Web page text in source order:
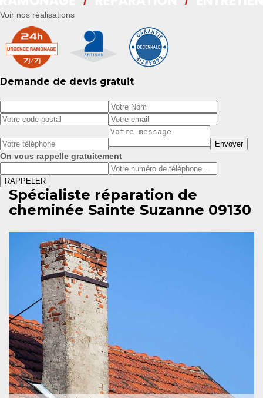
Voir nos réalisations
Demande de devis gratuit
On vous rappelle gratuitement
Spécialiste réparation de
cheminée Sainte Suzanne 09130